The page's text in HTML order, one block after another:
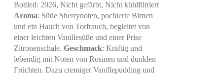
Bottled: 2026, Nicht gefärbt, Nicht kühlfiltriert
Aroma: Süße Sherrynoten, pochierte Birnen
und ein Hauch von Torfrauch, begleitet von
einer leichten Vanillesüße und einer Prise
Zitronenschale.Geschmack: Kräftig und
lebendig mit Noten von Rosinen und dunklen
Früchten. Dazu cremiger Vanillepudding und